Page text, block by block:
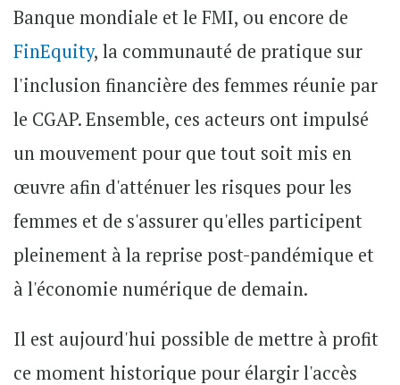
Banque mondiale et le FMI, ou encore de
FinEquity, la communauté de pratique sur
l'inclusion financière des femmes réunie par
le CGAP. Ensemble, ces acteurs ont impulsé
un mouvement pour que tout soit mis en
œuvre afin d'atténuer les risques pour les
femmes et de s'assurer qu'elles participent
pleinement à la reprise post-pandémique et
à l'économie numérique de demain.
Il est aujourd'hui possible de mettre à profit
ce moment historique pour élargir l'accès